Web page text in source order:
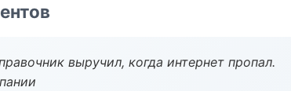
выручил, когда интернет пропал.